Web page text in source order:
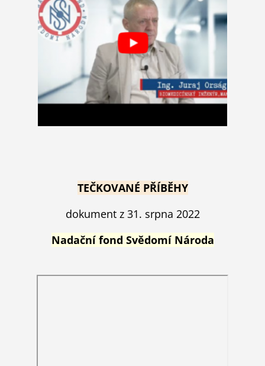
TEČKOVANÉ PŘÍBĚHY
dokument z 31. srpna 2022
Nadační fond Svědomí Národa